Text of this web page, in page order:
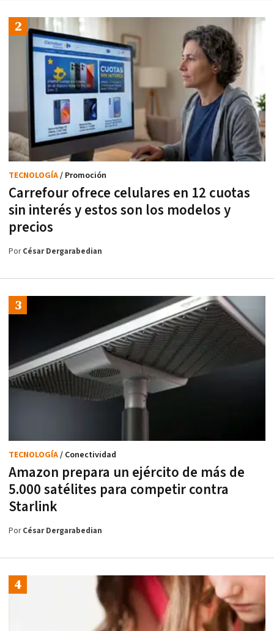
Carrefour ofrece celulares en 12 cuotas
sin interés y estos son los modelos y
precios
TECNOLOGÍA/ Promoción
PorCésar Dergarabedian
Amazon prepara un ejército de más de
5.000 satélites para competir contra
Starlink
TECNOLOGÍA/ Conectividad
PorCésar Dergarabedian